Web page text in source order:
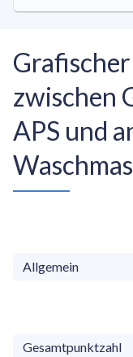
zwischen
APS und